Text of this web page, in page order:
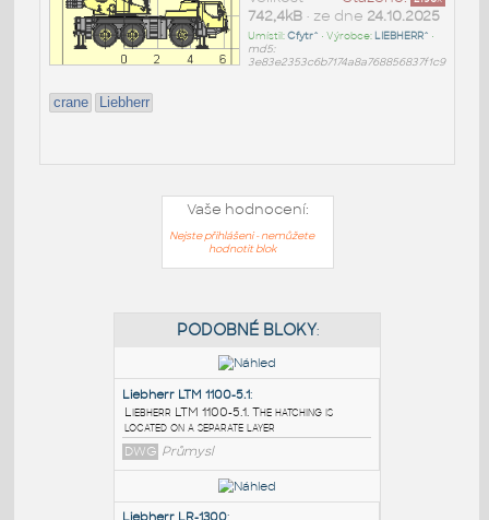
742,4kB• ze dne 24.10.2025
Umístil:Cfytr^ • Výrobce: LIEBHERR^ •
md5:
3e83e2353c6b7174a8a768856837f1c9
crane Liebherr
Vaše hodnocení:
Nejste přihlášeni - nemůžete
hodnotit blok
PODOBNÉ BLOKY: